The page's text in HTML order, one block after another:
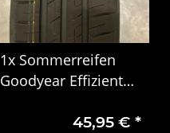
1x Sommerreifen
Goodyear Effizient
185/65 R15 88H DOT
45,95 €*